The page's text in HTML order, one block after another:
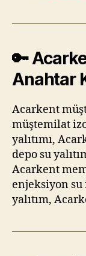
🔑
Anahtar
Acarkent
müştemilat
yalıtımı,
depo su
Acarkent
enjeksiyon
yalıtım,